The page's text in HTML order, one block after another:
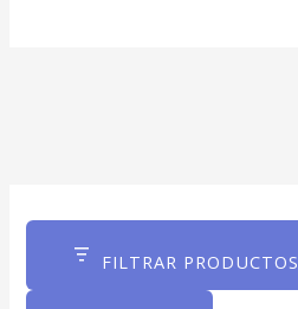
FILTRAR PRODUCTOS